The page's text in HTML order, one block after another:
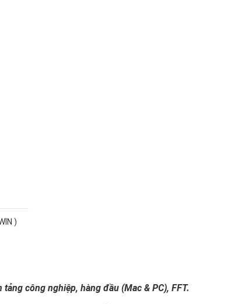
)
công nghiệp, hàng đầu (Mac & PC), FFT.